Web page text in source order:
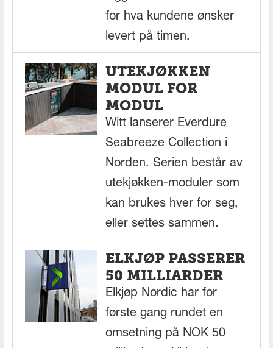
for hva kundene ønsker
levert på timen.
UTEKJØKKEN
MODUL FOR
MODUL
Witt lanserer Everdure
Seabreeze Collection i
Norden. Serien består av
utekjøkken-moduler som
kan brukes hver for seg,
eller settes sammen.
ELKJØP PASSERER
50 MILLIARDER
Elkjøp Nordic har for
første gang rundet en
omsetning på NOK 50